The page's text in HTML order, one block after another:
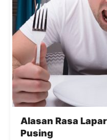
Alasan Rasa
Pusing